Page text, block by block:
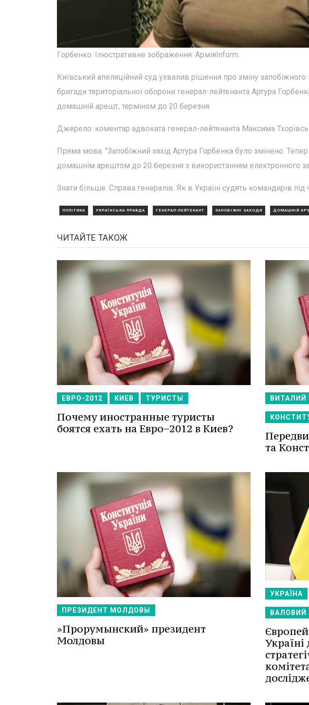
Горбенко. Ілюстративне зображення: АрміяInform.
Київський апеляційний суд ухвалив рішення про зміну
бригади територіальної оборони генерал-лейтенанта Артура
домашній арешт, терміном до 20 березня.
Джерело: коментар адвоката генерал-лейтенанта Максима
Пряма мова: "Запобіжний захід Артура Горбенка було змінено.
домашнім арештом до 20 березня з використанням електронного
Знати більше: Справа генералів. Як в Україні судять командирів під
ПОЛІТИКА УКРАЇНСЬКА ПРАВДА ГЕНЕРАЛ-ЛЕЙТЕНАНТ ЗАПОБІЖНІ ЗАХОДИ ДОМАШНІЙ
ЧИТАЙТЕ ТАКОЖ
ЕВРО-2012 КИЕВ ТУРИСТЫ
Почему иностранные туристы
боятся ехать на Евро−2012 в Киев?
ВИТАЛИЙ
та
ПРЕЗИДЕНТ МОЛДОВЫ
»Прорумынский» президент
Молдовы
УКРАЇНА
ВАЛОВИЙ
Україні